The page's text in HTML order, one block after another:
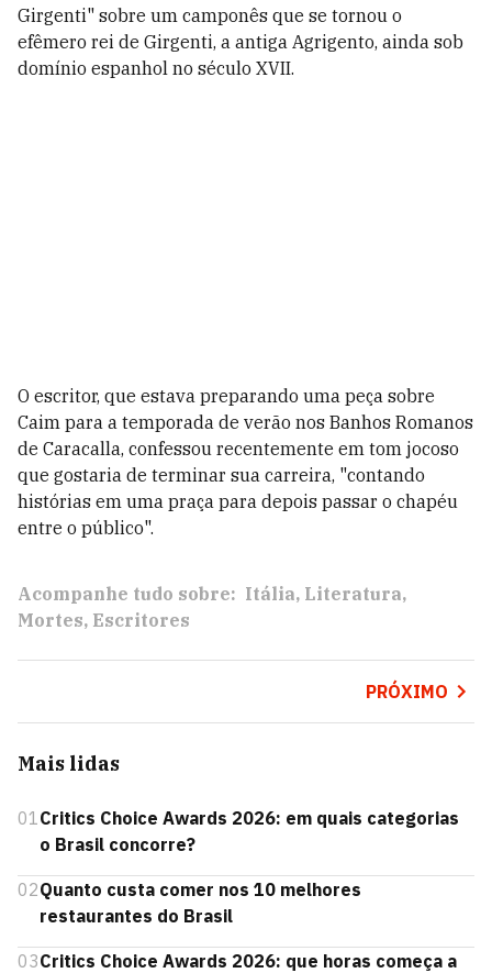
Girgenti" sobre um camponês que se tornou o
efêmero rei de Girgenti, a antiga Agrigento, ainda sob
domínio espanhol no século XVII.
O escritor, que estava preparando uma peça sobre
Caim para a temporada de verão nos Banhos Romanos
de Caracalla, confessou recentemente em tom jocoso
que gostaria de terminar sua carreira, "contando
histórias em uma praça para depois passar o chapéu
entre o público".
Acompanhe tudo sobre: Itália Literatura
Mortes Escritores
PRÓXIMO
Mais lidas
01Critics Choice Awards 2026: em quais categorias
o Brasil concorre?
02Quanto custa comer nos 10 melhores
restaurantes do Brasil
03Critics Choice Awards 2026: que horas começa a